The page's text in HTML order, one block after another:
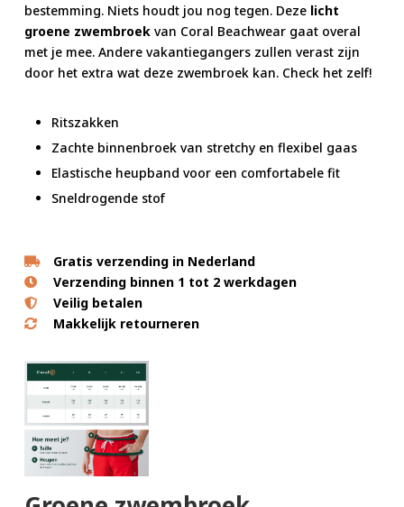
bestemming. Niets houdt jou nog tegen. Deze licht
groene zwembroekvan Coral Beachwear gaat overal
met je mee. Andere vakantiegangers zullen verast zijn
door het extra wat deze zwembroek kan. Check het zelf!
Ritszakken
Zachte binnenbroek van stretchy en flexibel gaas
Elastische heupband voor een comfortabele fit
Sneldrogende stof
Gratis verzending in Nederland
Verzending binnen 1 tot 2 werkdagen
Veilig betalen
Makkelijk retourneren